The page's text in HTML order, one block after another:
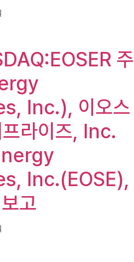
주
Inc.), 이오스
라이즈, Inc.
Inc.(EOSE),
고